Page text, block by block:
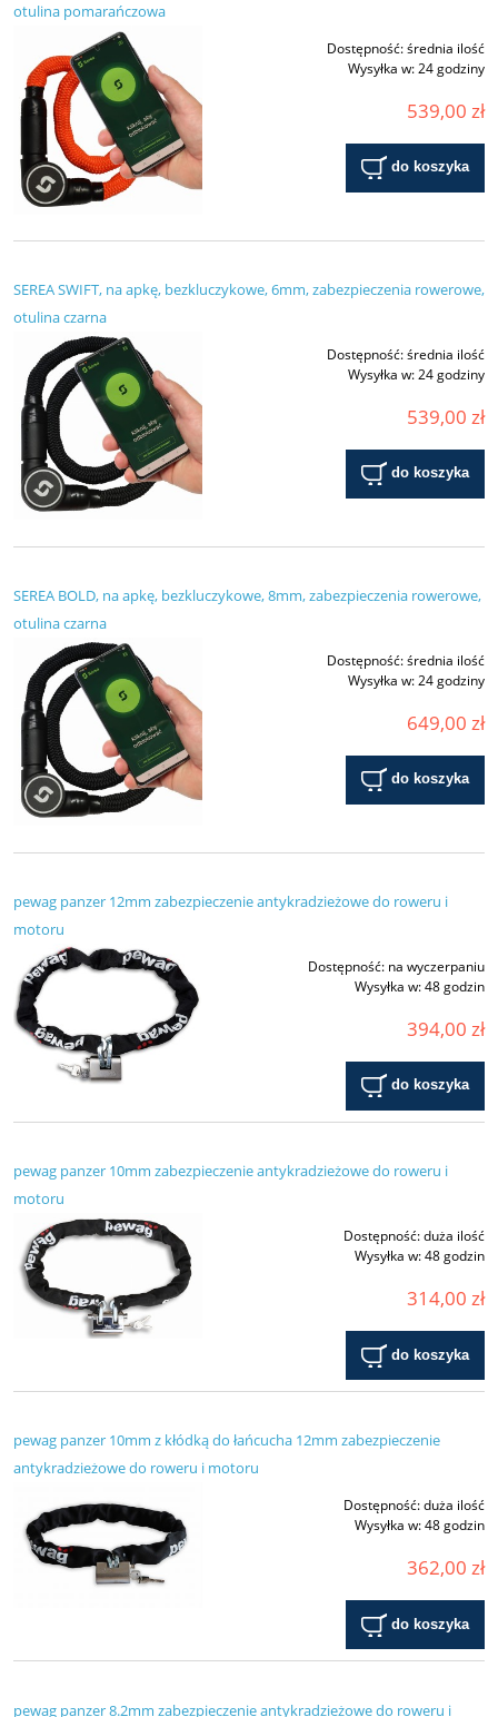
otulina pomarańczowa
Dostępność:średnia ilość
Wysyłka w:24 godziny
539,00 zł
do koszyka
SEREA SWIFT, na apkę, bezkluczykowe, 6mm, zabezpieczenia rowerowe,
otulina czarna
Dostępność:średnia ilość
Wysyłka w:24 godziny
539,00 zł
do koszyka
SEREA BOLD, na apkę, bezkluczykowe, 8mm, zabezpieczenia rowerowe,
otulina czarna
Dostępność:średnia ilość
Wysyłka w:24 godziny
649,00 zł
do koszyka
pewag panzer 12mm zabezpieczenie antykradzieżowe do roweru i
motoru
Dostępność: na wyczerpaniu
Wysyłka w:48 godzin
394,00 zł
do koszyka
pewag panzer 10mm zabezpieczenie antykradzieżowe do roweru i
motoru
Dostępność:duża ilość
Wysyłka w:48 godzin
314,00 zł
do koszyka
pewag panzer 10mm z kłódką do łańcucha 12mm zabezpieczenie
antykradzieżowe do roweru i motoru
Dostępność:duża ilość
Wysyłka w:48 godzin
362,00 zł
do koszyka
pewag panzer 8.2mm zabezpieczenie antykradzieżowe do roweru i